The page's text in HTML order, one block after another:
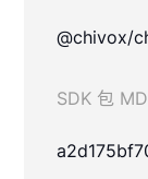
@chivox/
SDK 包